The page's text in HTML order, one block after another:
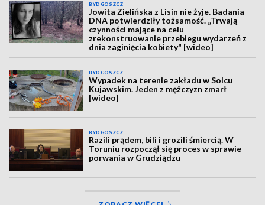
BYDGOSZCZ
Jowita Zielińska z Lisin nie żyje. Badania
DNA potwierdziły tożsamość. „Trwają
czynności mające na celu
zrekonstruowanie przebiegu wydarzeń z
dnia zaginięcia kobiety" [wideo]
BYDGOSZCZ
Wypadek na terenie zakładu w Solcu
Kujawskim. Jeden z mężczyzn zmarł
[wideo]
BYDGOSZCZ
Razili prądem, bili i grozili śmiercią. W
Toruniu rozpoczął się proces w sprawie
porwania w Grudziądzu